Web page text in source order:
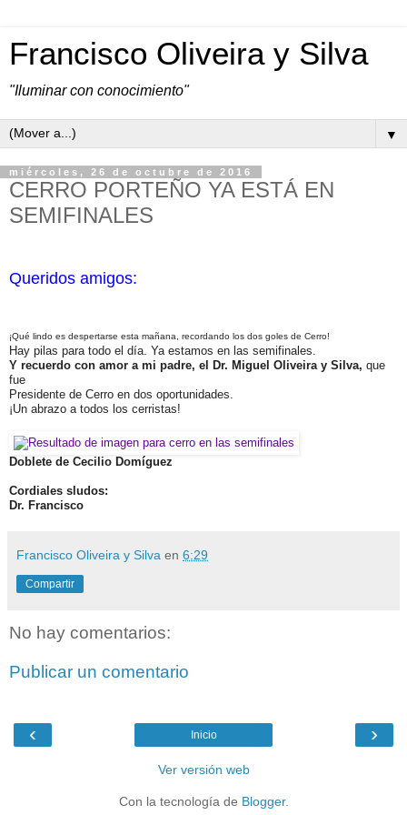
Francisco Oliveira y Silva
"Iluminar con conocimiento"
▼
miércoles, 26 de octubre de 2016
CERRO PORTEÑO YA ESTÁ EN
SEMIFINALES
Queridos amigos:
¡Qué lindo es despertarse esta mañana, recordando los dos goles de Cerro!
Hay pilas para todo el día. Ya estamos en las semifinales.
Y recuerdo con amor a mi padre, el Dr. Miguel Oliveira y Silva, que
fue
Presidente de Cerro en dos oportunidades.
¡Un abrazo a todos los cerristas!
Doblete de Cecilio Domíguez
Cordiales sludos:
Dr. Francisco
Francisco Oliveira y Silva en 6:29
Compartir
No hay comentarios:
Publicar un comentario
‹ ›
Inicio
Ver versión web
Con la tecnología de Blogger.